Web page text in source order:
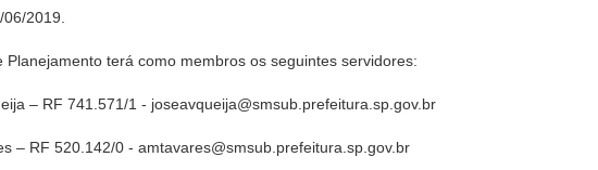
2019.
Planejamento terá como membros os seguintes servidores:
– RF 741.571/1 - joseavqueija@smsub.prefeitura.sp.gov.br
– RF 520.142/0 - amtavares@smsub.prefeitura.sp.gov.br